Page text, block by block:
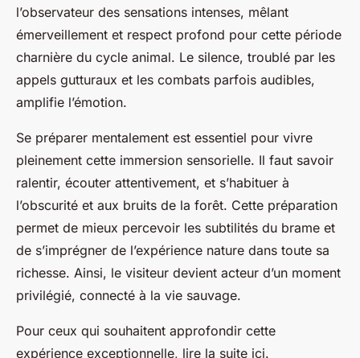
l’observateur des sensations intenses, mêlant
émerveillement et respect profond pour cette période
charnière du cycle animal. Le silence, troublé par les
appels gutturaux et les combats parfois audibles,
amplifie l’émotion.
Se préparer mentalement est essentiel pour vivre
pleinement cette immersion sensorielle. Il faut savoir
ralentir, écouter attentivement, et s’habituer à
l’obscurité et aux bruits de la forêt. Cette préparation
permet de mieux percevoir les subtilités du brame et
de s’imprégner de l’expérience nature dans toute sa
richesse. Ainsi, le visiteur devient acteur d’un moment
privilégié, connecté à la vie sauvage.
Pour ceux qui souhaitent approfondir cette
expérience exceptionnelle, lire la suite ici.